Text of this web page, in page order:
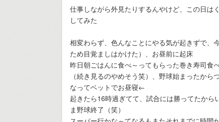
仕事しながら外見たりするんやけど、この日は
してみた
相変わらず、色んなことにやる気が起きずで、
ため目覚ましはかけた）、お昼前に起床
昨日朝ごはんに食べ～ってもらった巻き寿司食
（続き見るのやめそう笑）、野球始まったから
なってベットでお昼寝←
起きたら16時過ぎてて、試合には勝ってたから
ま野球終了（笑）